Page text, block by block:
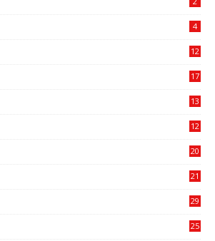
4
12
17
13
12
20
21
29
25